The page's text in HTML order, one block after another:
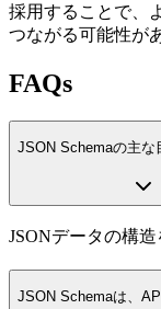
採用することで、
つながる可能性が
FAQs
JSON Schemaの主な
JSONデータの構
JSON Schemaは、